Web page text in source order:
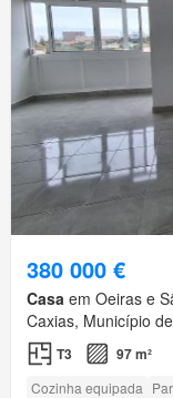
380 000 €
Casa em Oeiras e
Caxias, Município
T3 97 m²
Cozinha equipada